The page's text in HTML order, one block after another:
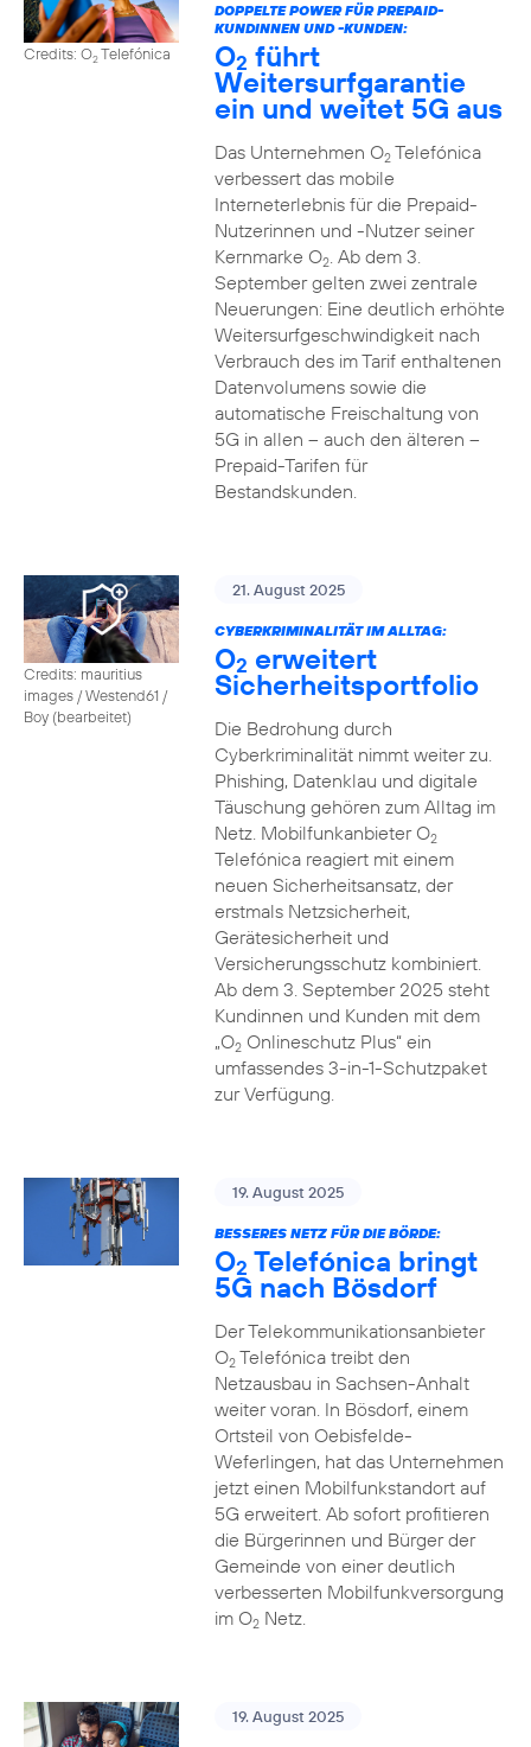
Credits: O2Telefónica
DOPPELTE POWER FÜR PREPAID-
KUNDINNEN UND -KUNDEN:
O2 führt
Weitersurfgarantie
ein und weitet 5G aus
Das Unternehmen O2Telefónica
verbessert das mobile
Interneterlebnis für die Prepaid-
Nutzerinnen und -Nutzer seiner
Kernmarke O2. Ab dem 3.
September gelten zwei zentrale
Neuerungen: Eine deutlich erhöhte
Weitersurfgeschwindigkeit nach
Verbrauch des im Tarif enthaltenen
Datenvolumens sowie die
automatische Freischaltung von
5G in allen – auch den älteren –
Prepaid-Tarifen für
Bestandskunden.
Credits: mauritius
images / Westend61 /
Boy (bearbeitet)
21. August 2025
CYBERKRIMINALITÄT IM ALLTAG:
O2 erweitert
Sicherheitsportfolio
Die Bedrohung durch
Cyberkriminalität nimmt weiter zu.
Phishing, Datenklau und digitale
Täuschung gehören zum Alltag im
Netz. Mobilfunkanbieter O2
Telefónica reagiert mit einem
neuen Sicherheitsansatz, der
erstmals Netzsicherheit,
Gerätesicherheit und
Versicherungsschutz kombiniert.
Ab dem 3. September 2025 steht
Kundinnen und Kunden mit dem
„O2Onlineschutz Plus“ ein
umfassendes 3-in-1-Schutzpaket
zur Verfügung.
19. August 2025
BESSERES NETZ FÜR DIE BÖRDE:
O2 Telefónica bringt
5G nach Bösdorf
Der Telekommunikationsanbieter
O2Telefónica treibt den
Netzausbau in Sachsen-Anhalt
weiter voran. In Bösdorf, einem
Ortsteil von Oebisfelde-
Weferlingen, hat das Unternehmen
jetzt einen Mobilfunkstandort auf
5G erweitert. Ab sofort profitieren
die Bürgerinnen und Bürger der
Gemeinde von einer deutlich
verbesserten Mobilfunkversorgung
im O2Netz.
19. August 2025